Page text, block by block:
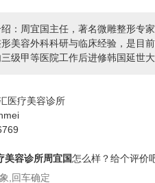
绍：周宜国主任，著名微雕整形专
美容外科科研与临床经验，是目
级甲等医院工作后进修韩国延世
医疗美容诊所
美容诊所周宜国怎么样？给个评价